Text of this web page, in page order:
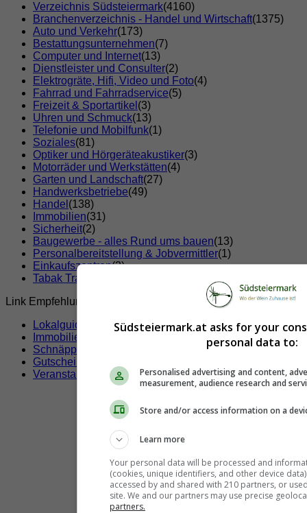
Verzeichnis Südsteiermark(4160)
Branchenverzeichnis - Handel und Wirtschaft(1375)
Auto und Verkehr(173)
Bestattungsunternehmen(7)
Computer und Internet(13)
Dienstleister und Consulter(2)
Elektrogräte, Hifi, Video und Foto(4)
Fahrrad und Fahrradservice(5)
Freizeit & Sportartikel (3)
Uhren und Schmuck(13)
Telefonie und Mobilfunk(1)
Soziales(81)
Optiker und Hörgeräteakustiker(3)
Motorräder und Werkstätten(4)
Garten und Landschaft(27)
Handwerksbetriebe(49)
Handel (138)
Immobilien(31)
Sicherheit(2)
Baugewerbe - alles Rund ums bauen(13)
Personalbereitstellung & Jobvermittler(1)
Einkaufszentren(2)
Tabak Trafik
Link Empfehlungen
Lokalguide
Immobilien
Schnäppchen
Gutscheine & Rabatte
Veranstaltungen
Südsteiermark.at asks for your
personal data to:
Personalised advertising and content,
measurement, audience research and
Store and/or access information on a
Learn more
Your personal data will be processed and
(cookies, unique identifiers, and other device
accessed by and shared with 210 partners, or
site. We and our partners may use precise
partners.